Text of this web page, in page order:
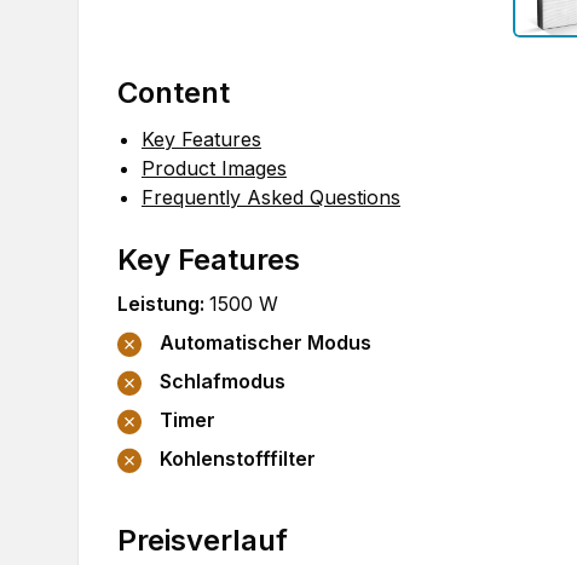
Content
Key Features
Product Images
Frequently Asked Questions
Key Features
Leistung: 1500 W
Automatischer Modus
Schlafmodus
Timer
Kohlenstofffilter
Preisverlauf